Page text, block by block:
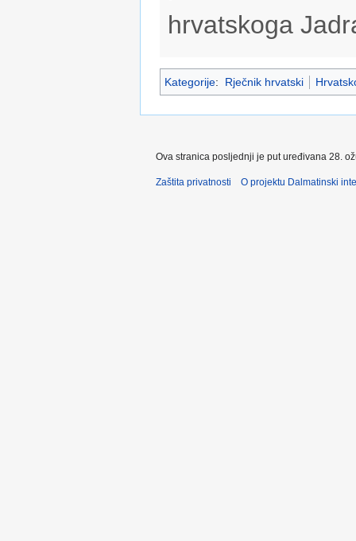
hrvatskoga
Kategorije: Rječnik hrvatski
Ova stranica posljednji je put uređivana 28.
Zaštita privatnosti O projektu Dalmatinski